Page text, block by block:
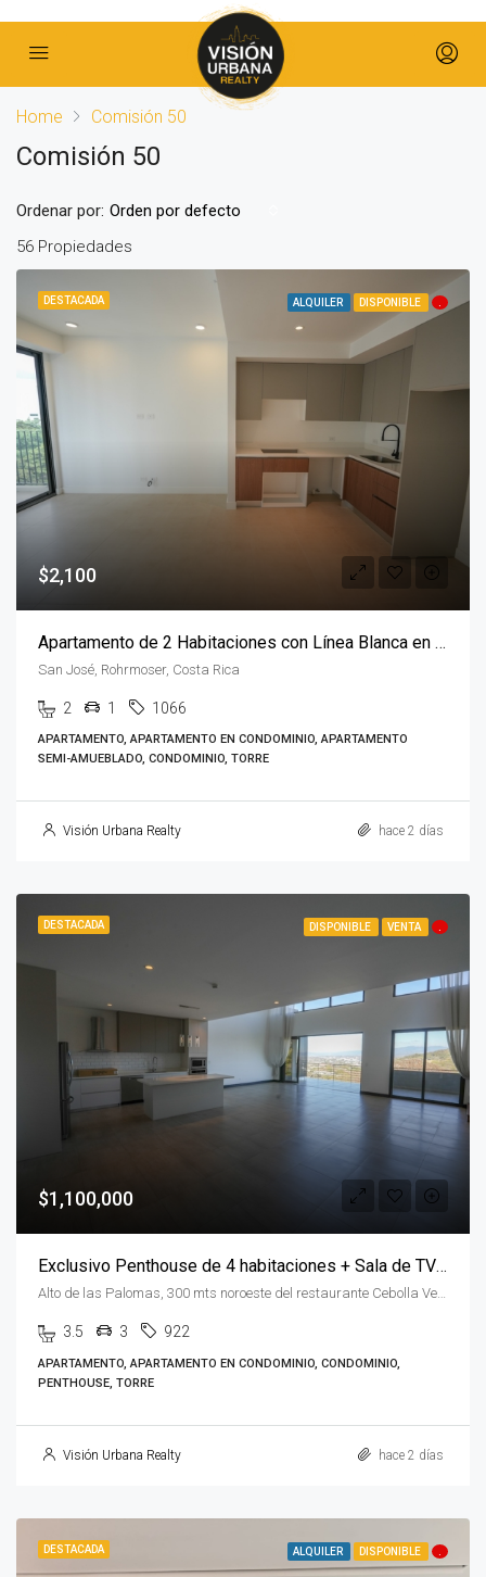
Home Comisión 50
Comisión 50
56 Propiedades
Ordenar por: Orden por defecto
DESTACADA ALQUILER DISPONIBLE
$2,100
Apartamento de 2 Habitaciones con Línea Blanca en Parkwood
San José, Rohrmoser, Costa Rica
2 1 1066
APARTAMENTO, APARTAMENTO EN CONDOMINIO, APARTAMENTO
SEMI-AMUEBLADO, CONDOMINIO, TORRE
Visión Urbana Realty hace 2 días
DESTACADA DISPONIBLE VENTA
$1,100,000
Exclusivo Penthouse de 4 habitaciones + Sala de TV en Flats 21
Alto de las Palomas, 300 mts noroeste del restaurante Cebolla Verde San José Alto de las Palomas, San José, Santa Ana, Costa Rica
3.5 3 922
APARTAMENTO, APARTAMENTO EN CONDOMINIO, CONDOMINIO,
PENTHOUSE, TORRE
Visión Urbana Realty hace 2 días
DESTACADA ALQUILER DISPONIBLE